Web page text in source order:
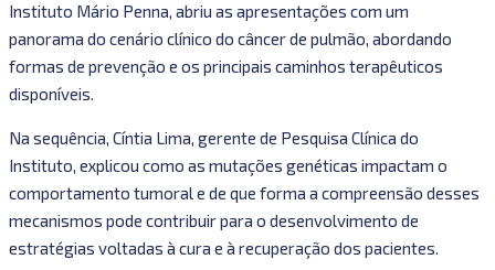
Instituto Mário Penna, abriu as apresentações com um
panorama do cenário clínico do câncer de pulmão, abordando
formas de prevenção e os principais caminhos terapêuticos
disponíveis.
Na sequência, Cíntia Lima, gerente de Pesquisa Clínica do
Instituto, explicou como as mutações genéticas impactam o
comportamento tumoral e de que forma a compreensão desses
mecanismos pode contribuir para o desenvolvimento de
estratégias voltadas à cura e à recuperação dos pacientes.